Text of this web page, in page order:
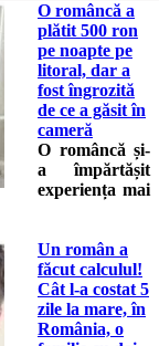
O româncă a
plătit 500 ron
pe noapte pe
litoral, dar a
fost îngrozită
de ce a găsit în
cameră
O româncă și-
a împărtășit
experiența mai
Un român a
făcut calculul!
Cât l-a costat 5
zile la mare, în
România, o